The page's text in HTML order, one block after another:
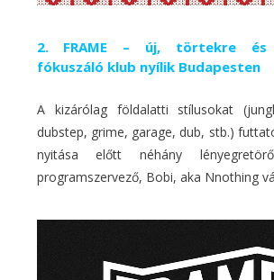
2. FRAME – új, törtekre és
fókuszáló klub nyílik Budapesten
A kizárólag földalatti stílusokat
dubstep, grime, garage, dub, stb.)
nyitása előtt néhány
programszervező, Bobi, aka Nnothing